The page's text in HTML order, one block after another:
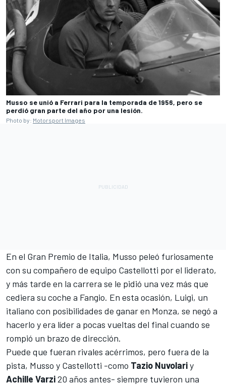
Musso se unió a Ferrari para la temporada de 1956, pero se
perdió gran parte del año por una lesión.
Photo by: Motorsport Images
En el Gran Premio de Italia, Musso peleó furiosamente
con su compañero de equipo Castellotti por el liderato,
y más tarde en la carrera se le pidió una vez más que
cediera su coche a Fangio. En esta ocasión, Luigi, un
italiano con posibilidades de ganar en Monza, se negó a
hacerlo y era líder a pocas vueltas del final cuando se
rompió un brazo de dirección.
Puede que fueran rivales acérrimos, pero fuera de la
pista, Musso y Castellotti -como Tazio Nuvolariy
Achille Varzi20 años antes- siempre tuvieron una